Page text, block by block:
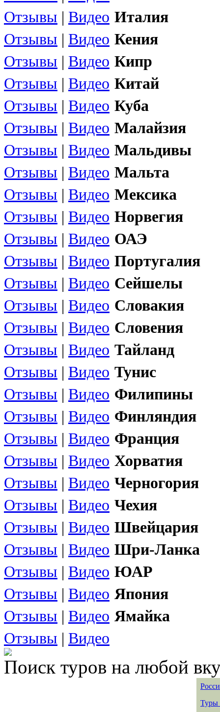
Отзывы | Видео Италия
Отзывы | Видео Кения
Отзывы | Видео Кипр
Отзывы | Видео Китай
Отзывы | Видео Куба
Отзывы | Видео Малайзия
Отзывы | Видео Мальдивы
Отзывы | Видео Мальта
Отзывы | Видео Мексика
Отзывы | Видео Норвегия
Отзывы | Видео ОАЭ
Отзывы | Видео Португалия
Отзывы | Видео Сейшелы
Отзывы | Видео Словакия
Отзывы | Видео Словения
Отзывы | Видео Тайланд
Отзывы | Видео Тунис
Отзывы | Видео Филипины
Отзывы | Видео Финляндия
Отзывы | Видео Франция
Отзывы | Видео Хорватия
Отзывы | Видео Черногория
Отзывы | Видео Чехия
Отзывы | Видео Швейцария
Отзывы | Видео Шри-Ланка
Отзывы | Видео ЮАР
Отзывы | Видео Япония
Отзывы | Видео Ямайка
Отзывы | Видео
Поиск туров на любой
Туры